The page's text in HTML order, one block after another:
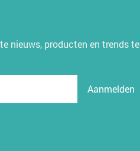
nieuws, producten en trends te
Aanmelden